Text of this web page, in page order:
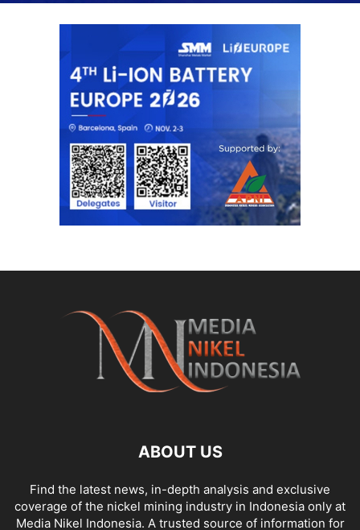
ABOUT US
Find the latest news, in-depth analysis and exclusive
coverage of the nickel mining industry in Indonesia only at
Media Nikel Indonesia. A trusted source of information for